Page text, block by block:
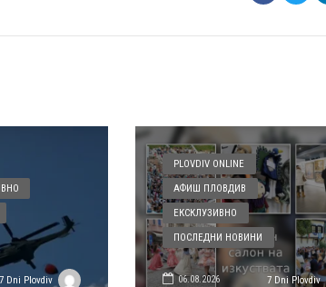
7 Dni Plovdiv
PLOVDIV ONLINE
АФИШ ПЛОВДИВ
ЕКСКЛУЗИВНО
ПОСЛЕДНИ НОВИНИ
06.08.2026 7 Dni Plovdiv